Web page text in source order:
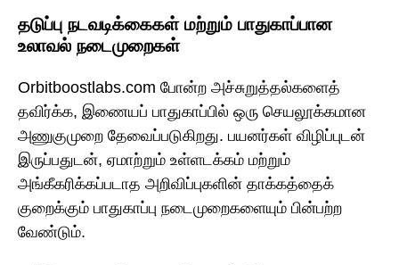
தடுப்பு நடவடிக்கைகள் மற்றும் பாதுகாப்பான
உலாவல் நடைமுறைகள்
Orbitboostlabs.com போன்ற அச்சுறுத்தல்களைத்
தவிர்க்க, இணையப் பாதுகாப்பில் ஒரு செயலூக்கமான
அணுகுமுறை தேவைப்படுகிறது. பயனர்கள் விழிப்புடன்
இருப்பதுடன், ஏமாற்றும் உள்ளடக்கம் மற்றும்
அங்கீகரிக்கப்படாத அறிவிப்புகளின் தாக்கத்தைக்
குறைக்கும் பாதுகாப்பு நடைமுறைகளையும் பின்பற்ற
வேண்டும்.